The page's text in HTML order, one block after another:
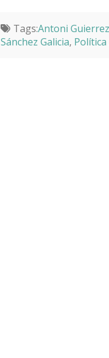
Tags:Antoni
Sánchez Galicia, Política